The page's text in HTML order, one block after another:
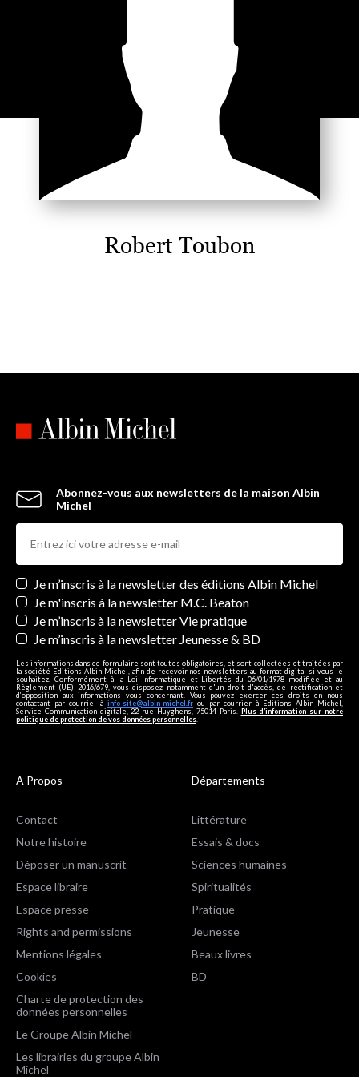
Robert Toubon
Abonnez-vous aux newsletters de la maison Albin
Michel
Newsletters
Je m’inscris à la newsletter des éditions Albin Michel
Je m'inscris à la newsletter M.C. Beaton
Je m’inscris à la newsletter Vie pratique
Je m’inscris à la newsletter Jeunesse & BD
Les informations dans ce formulaire sont toutes obligatoires, et sont collectées et traitées par
la société Editions Albin Michel, afin de recevoir nos newsletters au format digital si vous le
souhaitez. Conformément à la Loi Informatique et Libertés du 06/01/1978 modifiée et au
Règlement (UE) 2016/679, vous disposez notamment d'un droit d'accès, de rectification et
d’opposition aux informations vous concernant. Vous pouvez exercer ces droits en nous
contactant par courriel à info-site@albin-michel.fr ou par courrier à Editions Albin Michel,
Service Communication digitale, 22 rue Huyghens, 75014 Paris. Plus d’information sur notre
politique de protection de vos données personnelles
A Propos
Contact
Notre histoire
Déposer un manuscrit
Espace libraire
Espace presse
Rights and permissions
Mentions légales
Cookies
Charte de protection des
données personnelles
Le Groupe Albin Michel
Les librairies du groupe Albin
Michel
Départements
Littérature
Essais & docs
Sciences humaines
Spiritualités
Pratique
Jeunesse
Beaux livres
BD